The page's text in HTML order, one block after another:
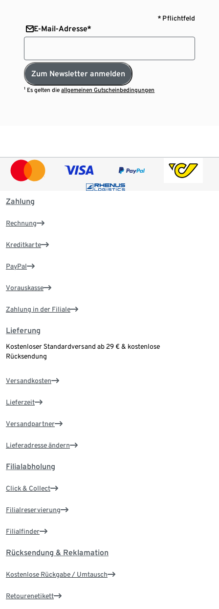
* Pflichtfeld
E-Mail-Adresse*
Zum Newsletter anmelden
¹ Es gelten dieallgemeinen Gutscheinbedingungen
Zahlung
Rechnung
Kreditkarte
PayPal
Vorauskasse
Zahlung in der Filiale
Lieferung
Kostenloser Standardversand ab 29 € & kostenlose
Rücksendung
Versandkosten
Lieferzeit
Versandpartner
Lieferadresse ändern
Filialabholung
Click & Collect
Filialreservierung
Filialfinder
Rücksendung & Reklamation
Kostenlose Rückgabe / Umtausch
Retourenetikett